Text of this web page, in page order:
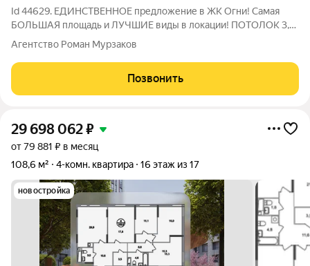
Id 44629. ЕДИНСТВЕННОЕ предложение в ЖК Огни! Самая
БОЛЬШАЯ площадь и ЛУЧШИЕ виды в локации! ПОТОЛОК 3,6
метра! О КВАРТИРЕ: - Увеличили площадь за счет
объединения 2х квартир 101 м2 + 28 м2 - Свободная
планировка позволяет создать функциональное
Агентство Роман Мурзаков
Позвонить
29 698 062₽
от 79 881 ₽ в месяц
108,6 м²
4-комн. квартира 16 этаж из 17
новостройка